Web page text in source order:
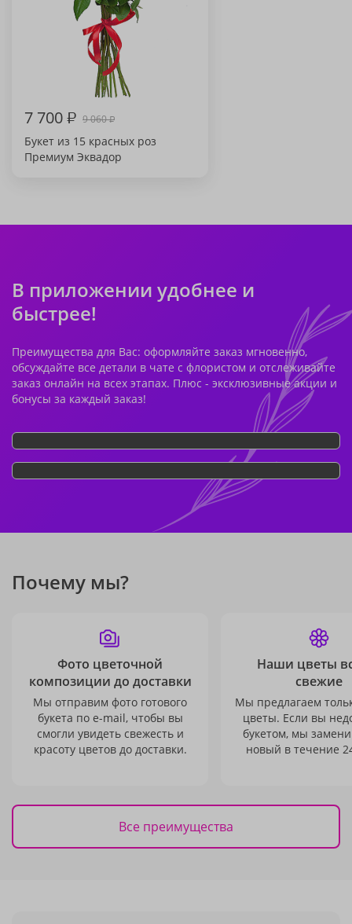
7 700₽ 9 060₽
Букет из 15 красных роз
Премиум Эквадор
В приложении удобнее и
быстрее!
Преимущества для Вас: оформляйте заказ мгновенно,
обсуждайте все детали в чате с флористом и отслеживайте
заказ онлайн на всех этапах. Плюс - эксклюзивные акции и
бонусы за каждый заказ!
Почему мы?
Фото цветочной
композиции до доставки
Мы отправим фото готового
букета по e-mail, чтобы вы
смогли увидеть свежесть и
красоту цветов до доставки.
Наши цветы
свежие
Мы предлагаем
цветы. Если вы
букетом, мы
новый в течение
Все преимущества